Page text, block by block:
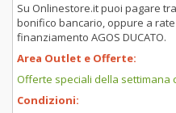
Su Onlinestore.it puoi pagare
bonifico bancario, oppure a
finanziamento AGOS DUCATO.
Area Outlet e Offerte:
Offerte speciali della settimana
Condizioni: